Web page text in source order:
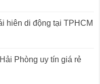
hiên di động tại TPHCM
Phòng uy tín giá rẻ